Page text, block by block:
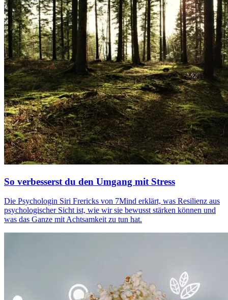
So verbesserst du den Umgang mit Stress
Die Psychologin Siri Frericks von 7Mind erklärt, was Resilienz aus
psychologischer Sicht ist, wie wir sie bewusst stärken können und
was das Ganze mit Achtsamkeit zu tun hat.